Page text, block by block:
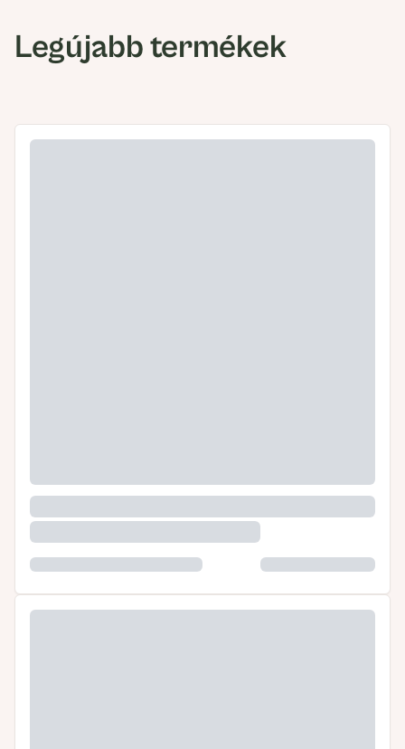
Legújabb termékek